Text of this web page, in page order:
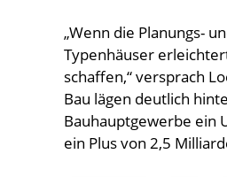
„Wenn die Planungs-
Typenhäuser
schaffen,“ versprach
Bau lägen deutlich
Bauhauptgewerbe ein
ein Plus von 2,5